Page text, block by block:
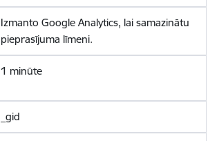
Izmanto Google Analytics, lai samazinātu
pieprasījuma līmeni.
1 minūte
_gid